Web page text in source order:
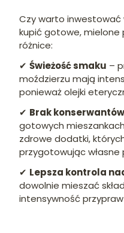
Czy warto inwestować
kupić gotowe, mielone
różnice:
✔ Świeżość smaku –
moździerzu mają
ponieważ olejki
✔ Brak
gotowych
zdrowe dodatki,
przygotowując własne
✔ Lepsza kontrola
dowolnie mieszać
intensywność